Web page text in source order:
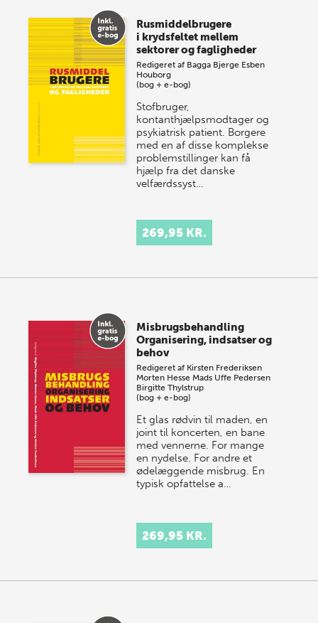
Rusmiddelbrugere
i krydsfeltet mellem
sektorer og fagligheder
Redigeret af Bagga Bjerge Esben
Houborg
(bog + e-bog)
Stofbruger,
kontanthjælpsmodtager og
psykiatrisk patient. Borgere
med en af disse komplekse
problemstillinger kan få
hjælp fra det danske
velfærdssyst…
269,95 KR.
Misbrugsbehandling
Organisering, indsatser og
behov
Redigeret af Kirsten Frederiksen
Morten Hesse Mads Uffe Pedersen
Birgitte Thylstrup
(bog + e-bog)
Et glas rødvin til maden, en
joint til koncerten, en bane
med vennerne. For mange
en nydelse. For andre et
ødelæggende misbrug. En
typisk opfattelse a…
269,95 KR.